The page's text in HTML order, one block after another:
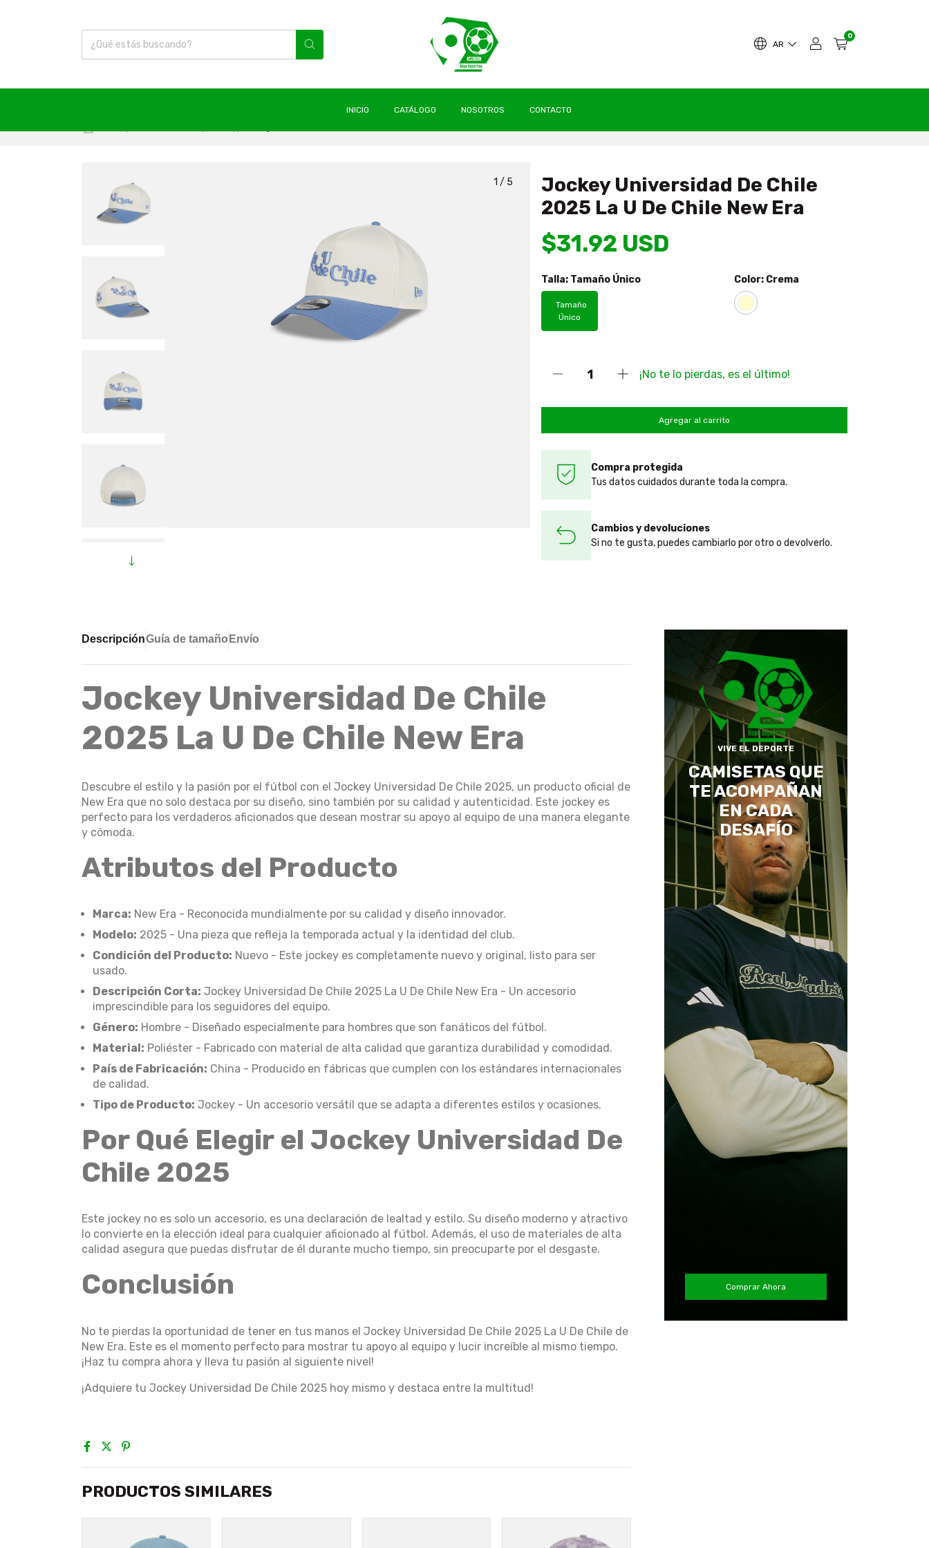
AR
0
INICIO CATÁLOGO NOSOTROS
CONTACTO
1 / 5
Jockey Universidad De Chile
2025 La U De Chile New Era
$31.92 USD
Talla: Tamaño Único
Tamaño
Único
Color: Crema
¡No te lo pierdas, es el último!
Compra protegida
Tus datos cuidados durante toda la compra.
Cambios y devoluciones
Si no te gusta, puedes cambiarlo por otro o devolverlo.
DescripciónGuía de tamaño Envío
Jockey Universidad De Chile
2025 La U De Chile New Era
Descubre el estilo y la pasión por el fútbol con el Jockey Universidad De Chile 2025, un producto oficial de
New Era que no solo destaca por su diseño, sino también por su calidad y autenticidad. Este jockey es
perfecto para los verdaderos aficionados que desean mostrar su apoyo al equipo de una manera elegante
y cómoda.
Atributos del Producto
Marca: New Era - Reconocida mundialmente por su calidad y diseño innovador.
Modelo: 2025 - Una pieza que refleja la temporada actual y la identidad del club.
Condición del Producto: Nuevo - Este jockey es completamente nuevo y original, listo para ser
usado.
Descripción Corta: Jockey Universidad De Chile 2025 La U De Chile New Era - Un accesorio
imprescindible para los seguidores del equipo.
Género: Hombre - Diseñado especialmente para hombres que son fanáticos del fútbol.
Material: Poliéster - Fabricado con material de alta calidad que garantiza durabilidad y comodidad.
País de Fabricación: China - Producido en fábricas que cumplen con los estándares internacionales
de calidad.
Tipo de Producto: Jockey - Un accesorio versátil que se adapta a diferentes estilos y ocasiones.
Por Qué Elegir el Jockey Universidad De
Chile 2025
Este jockey no es solo un accesorio, es una declaración de lealtad y estilo. Su diseño moderno y atractivo
lo convierte en la elección ideal para cualquier aficionado al fútbol. Además, el uso de materiales de alta
calidad asegura que puedas disfrutar de él durante mucho tiempo, sin preocuparte por el desgaste.
Conclusión
No te pierdas la oportunidad de tener en tus manos el Jockey Universidad De Chile 2025 La U De Chile de
New Era. Este es el momento perfecto para mostrar tu apoyo al equipo y lucir increíble al mismo tiempo.
¡Haz tu compra ahora y lleva tu pasión al siguiente nivel!
¡Adquiere tu Jockey Universidad De Chile 2025 hoy mismo y destaca entre la multitud!
PRODUCTOS SIMILARES
VIVE EL DEPORTE
CAMISETAS QUE
TE ACOMPAÑAN
EN CADA
DESAFÍO
Comprar Ahora